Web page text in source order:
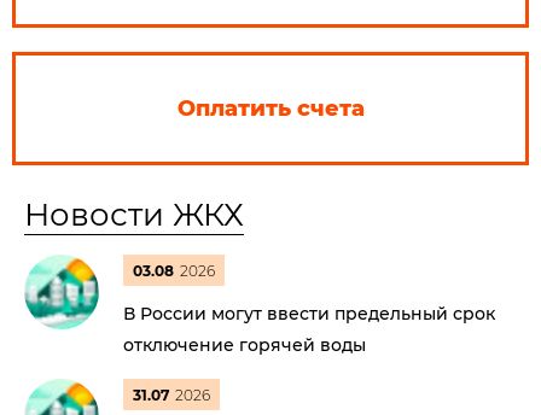
Оплатить счета
Новости ЖКХ
03.08 2026
В России могут ввести предельный срок
отключение горячей воды
31.07 2026